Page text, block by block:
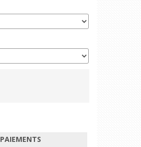
PAIEMENTS